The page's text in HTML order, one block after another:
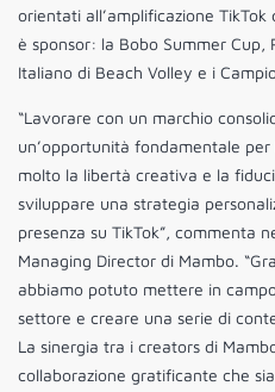
orientati all’amplificazione
è sponsor: la Bobo Summer Cup,
Italiano di Beach Volley e i
“Lavorare con un marchio
un’opportunità fondamentale
molto la libertà creativa e la
sviluppare una strategia
presenza su TikTok”, commenta
Managing Director di Mambo.
abbiamo potuto mettere in
settore e creare una serie di
La sinergia tra i creators di
collaborazione gratificante che